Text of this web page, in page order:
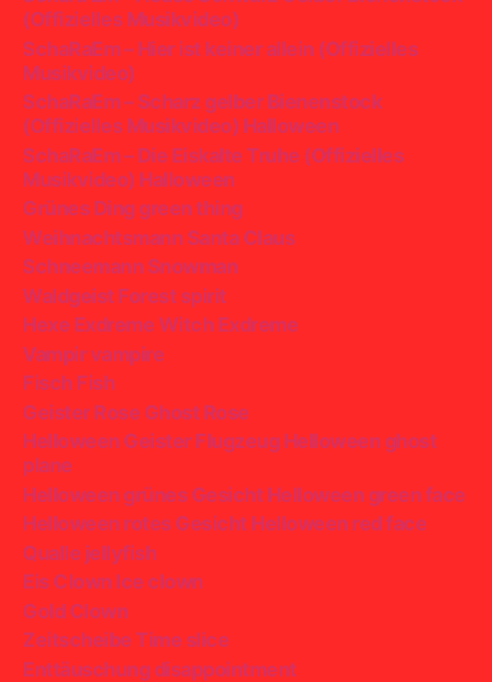
(Offizielles Musikvideo)
SchaRaEm – Hier ist keiner allein (Offizielles
Musikvideo)
SchaRaEm – Scharz gelber Bienenstock
(Offizielles Musikvideo) Halloween
SchaRaEm – Die Eiskalte Truhe (Offizielles
Musikvideo) Halloween
Grünes Ding green thing
Weihnachtsmann Santa Claus
Schneemann Snowman
Waldgeist Forest spirit
Hexe Exdreme Witch Exdreme
Vampir vampire
Fisch Fish
Geister Rose Ghost Rose
Helloween Geister Flugzeug Helloween ghost
plane
Helloween grünes Gesicht Helloween green face
Helloween rotes Gesicht Helloween red face
Qualle jellyfish
Eis Clown Ice clown
Gold Clown
Zeitscheibe Time slice
Enttäuschung disappointment